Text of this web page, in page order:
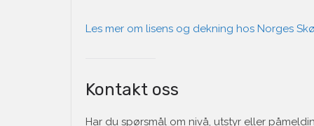
Les mer om lisens og dekning hos Norges
Kontakt oss
Har du spørsmål om nivå, utstyr eller